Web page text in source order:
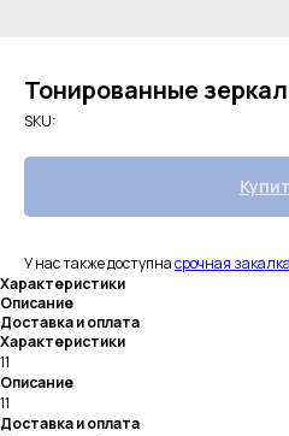
Тонированные
SKU:
У нас также доступнасрочная
Характеристики
Описание
Доставка и оплата
Характеристики
11
Описание
11
Доставка и оплата